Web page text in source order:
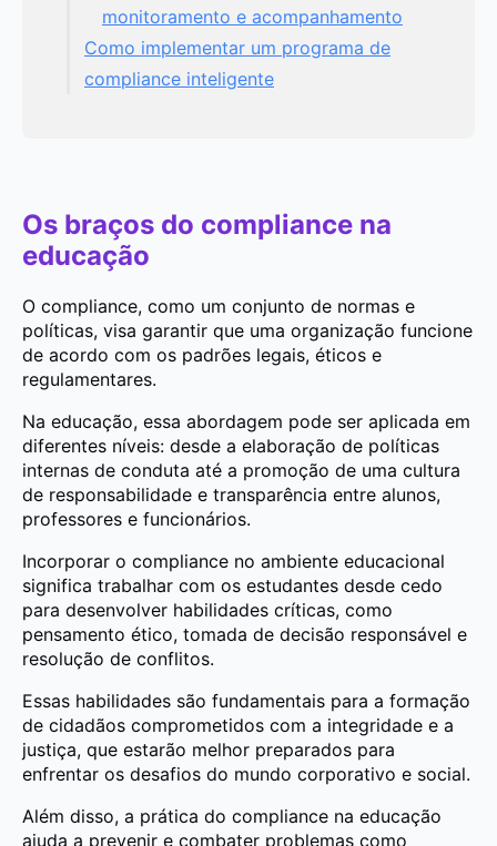
monitoramento e acompanhamento
Como implementar um programa de
compliance inteligente
Os braços do compliance na
educação
O compliance, como um conjunto de normas e
políticas, visa garantir que uma organização funcione
de acordo com os padrões legais, éticos e
regulamentares.
Na educação, essa abordagem pode ser aplicada em
diferentes níveis: desde a elaboração de políticas
internas de conduta até a promoção de uma cultura
de responsabilidade e transparência entre alunos,
professores e funcionários.
Incorporar o compliance no ambiente educacional
significa trabalhar com os estudantes desde cedo
para desenvolver habilidades críticas, como
pensamento ético, tomada de decisão responsável e
resolução de conflitos.
Essas habilidades são fundamentais para a formação
de cidadãos comprometidos com a integridade e a
justiça, que estarão melhor preparados para
enfrentar os desafios do mundo corporativo e social.
Além disso, a prática do compliance na educação
ajuda a prevenir e combater problemas como